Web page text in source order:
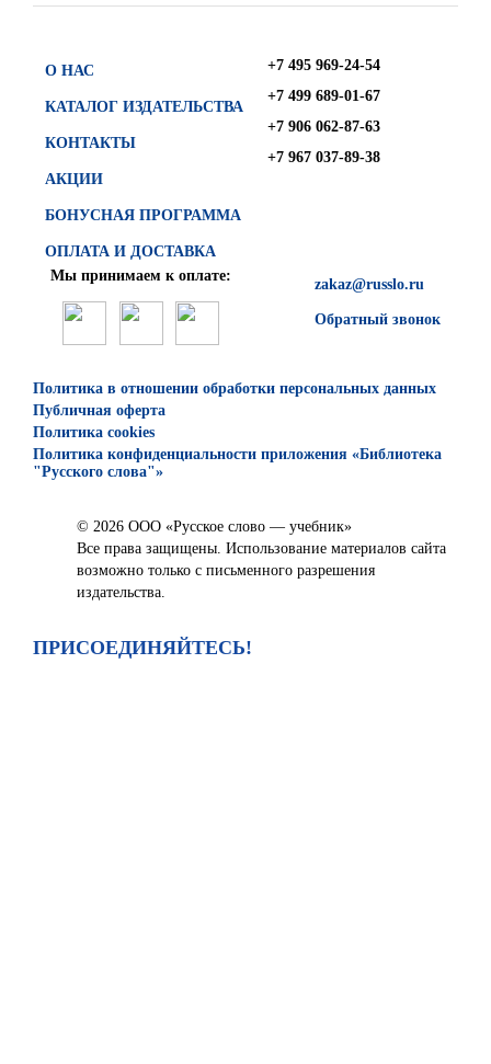
О НАС
КАТАЛОГ ИЗДАТЕЛЬСТВА
КОНТАКТЫ
АКЦИИ
БОНУСНАЯ ПРОГРАММА
ОПЛАТА И ДОСТАВКА
+7 495 969-24-54
+7 499 689-01-67
+7 906 062-87-63
+7 967 037-89-38
zakaz@russlo.ru
Обратный звонок
Мы принимаем к оплате:
Политика в отношении обработки персональных данных
Публичная оферта
Политика cookies
Политика конфиденциальности приложения «Библиотека
"Русского слова"»
© 2026 ООО «Русское слово — учебник»
Все права защищены. Использование материалов сайта
возможно только с письменного разрешения
издательства.
ПРИСОЕДИНЯЙТЕСЬ!